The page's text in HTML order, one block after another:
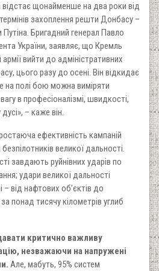
щонайменше на два роки від
захоплення решти Донбасу –
Путіна. Бригадний генерал Павло
України, заявляє, що Кремль
вийти до адміністративних
цього разу до осені. Він відкидає
на полі бою можна виміряти
в професіоналізмі, швидкості,
– каже він.
ефективність кампаній
великої дальності.
завдають руйнівних ударів по
удари великої дальності
– від нафтових об’єктів до
понад тисячу кілометрів углиб
критично важливу
незважаючи на напружені
Але, мабуть, 95% систем